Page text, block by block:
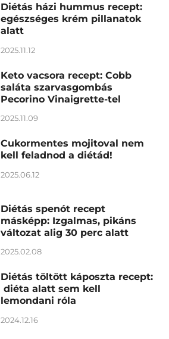
Diétás házi hummus recept:
egészséges krém pillanatok
alatt
2025.11.12
Keto vacsora recept: Cobb
saláta szarvasgombás
Pecorino Vinaigrette-tel
2025.11.09
Cukormentes mojitoval nem
kell feladnod a diétád!
2025.06.12
Diétás spenót recept
másképp: Izgalmas, pikáns
változat alig 30 perc alatt
2025.02.08
Diétás töltött káposzta recept:
diéta alatt sem kell
lemondani róla
2024.12.16